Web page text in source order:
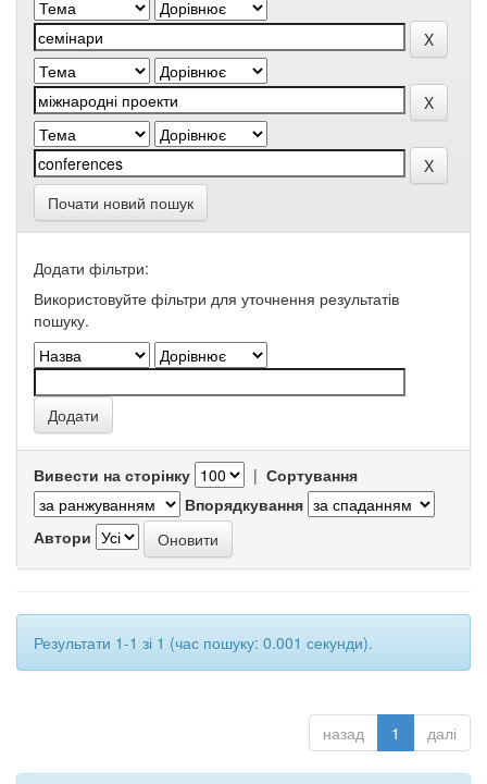
Почати новий пошук
Додати фільтри:
Використовуйте фільтри для уточнення результатів
пошуку.
Вивести на сторінку | Сортування
Впорядкування
Автори
Результати 1-1 зі 1 (час пошуку: 0.001 секунди).
назад 1 далі